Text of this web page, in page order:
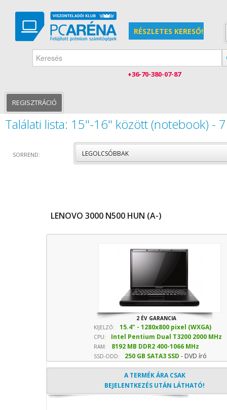
RÉSZLETES KERESŐ!
+36-70-380-07-87
REGISZTRÁCIÓ
KEZDŐLAP
Találati lista: 15"-16" között (notebook) -
SORREND: LEGOLCSÓBBAK
LENOVO 3000 N500 HUN (A-)
2 ÉV GARANCIA
KIJELZŐ:
15.4" - 1280x800 pixel (WXGA)
CPU:
Intel Pentium Dual T3200 2000 MHz
sebesség
RAM: 8192 MB DDR2 400-1066 MHz
SSD-ODD: 250 GB SATA3 SSD - DVD író
A TERMÉK ÁRA CSAK
BEJELENTKEZÉS UTÁN LÁTHATÓ!